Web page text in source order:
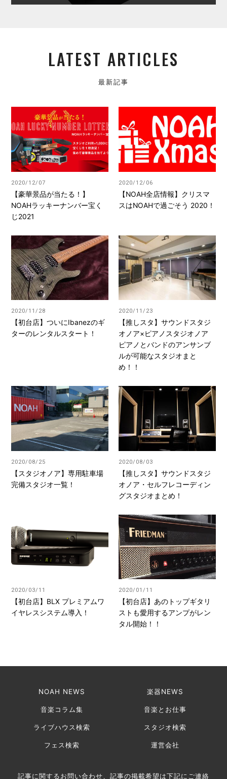
LATEST ARTICLES
最新記事
2020/12/07
【豪華景品が当たる！】
NOAHラッキーナンバー宝く
じ2021
2020/12/06
【NOAH全店情報】クリスマ
スはNOAHで過ごそう 2020！
2020/11/28
【初台店】ついにIbanezのギ
ターのレンタルスタート！
2020/11/23
【推しスタ】サウンドスタジ
オノア×ピアノスタジオノア
ピアノとバンドのアンサンブ
ルが可能なスタジオまと
め！！
2020/08/25
【スタジオノア】専用駐車場
完備スタジオ一覧！
2020/08/03
【推しスタ】サウンドスタジ
オノア・セルフレコーディン
グスタジオまとめ！
2020/03/11
【初台店】BLX プレミアムワ
イヤレスシステム導入！
2020/01/11
【初台店】あのトップギタリ
ストも愛用するアンプがレン
タル開始！！
NOAH NEWS 楽器NEWS
音楽コラム集 音楽とお仕事
ライブハウス検索 スタジオ検索
フェス検索 運営会社
記事に関するお問い合わせ、記事の掲載希望は下記にご連絡